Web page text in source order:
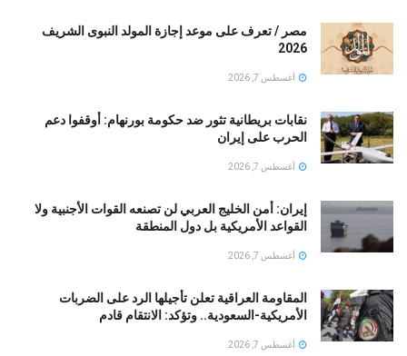
مصر / تعرف على موعد إجازة المولد النبوى الشريف
2026
أغسطس 7, 2026
نقابات بريطانية تثور ضد حكومة بورنهام: أوقفوا دعم
الحرب على إيران
أغسطس 7, 2026
إيران: أمن الخليج العربي لن تصنعه القوات الأجنبية ولا
القواعد الأمريكية بل دول المنطقة
أغسطس 7, 2026
المقاومة العراقية تعلن تأجيلها الرد على الضربات
الأمريكية-السعودية.. وتؤكد: الانتقام قادم
أغسطس 7, 2026